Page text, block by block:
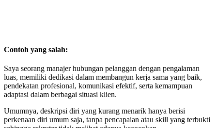
Contoh yang salah:
Saya seorang manajer hubungan pelanggan dengan pengalaman
luas, memiliki dedikasi dalam membangun kerja sama yang baik,
pendekatan profesional, komunikasi efektif, serta kemampuan
adaptasi dalam berbagai situasi klien.
Umumnya, deskripsi diri yang kurang menarik hanya berisi
perkenaan diri umum saja, tanpa pencapaian atau skill yang terbukti